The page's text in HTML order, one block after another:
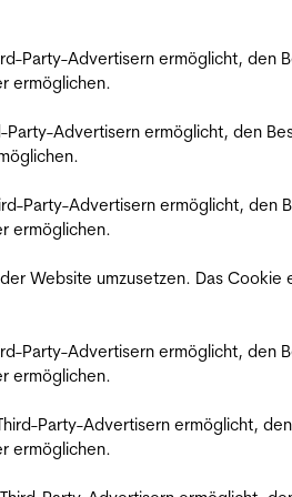
Party-Advertisern ermöglicht,
ermöglichen.
Advertisern ermöglicht, den
Party-Advertisern ermöglicht,
ermöglichen.
Website umzusetzen. Das
Party-Advertisern ermöglicht,
ermöglichen.
Party-Advertisern ermöglicht,
ermöglichen.